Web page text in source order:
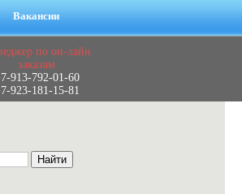
Вакансии
по он-лайн
заказам
913-792-01-60
923-181-15-81